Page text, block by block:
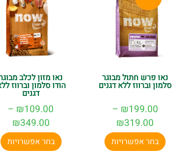
נאו פרש חתול מבוגר
סלמון וברווז ללא דגנים
₪199.00
–
₪319.00
בחר אפשרויות
נאו מזון לכלב
הודו סלמון וברווז
דגנים
₪109.00
–
₪349.00
בחר אפשרויות